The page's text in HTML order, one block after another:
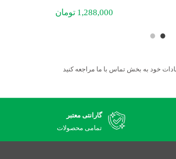
1,288,000 تومان
خود به بخش تماس با ما مراجعه کنید
گارانتی معتبر
تمامی محصولات